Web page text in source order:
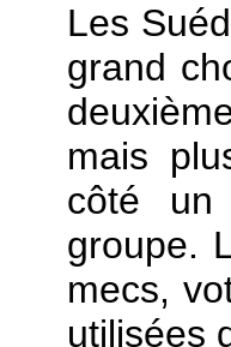
Les
grand
mais
côté
groupe.
mecs,
utilisées